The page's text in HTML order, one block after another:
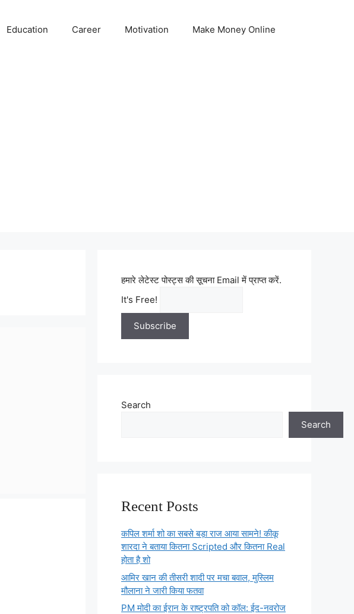
Education Career Motivation Make Money Online
हमारे लेटेस्ट पोस्ट्स की सूचना Email में प्राप्त करें.
It's Free!
Search
Search
Recent Posts
कपिल शर्मा शो का सबसे बड़ा राज आया सामने! कीकू
शारदा ने बताया कितना Scripted और कितना Real
होता है शो
आमिर खान की तीसरी शादी पर मचा बवाल, मुस्लिम
मौलाना ने जारी किया फतवा
PM मोदी का ईरान के राष्ट्रपति को कॉल: ईद-नवरोज